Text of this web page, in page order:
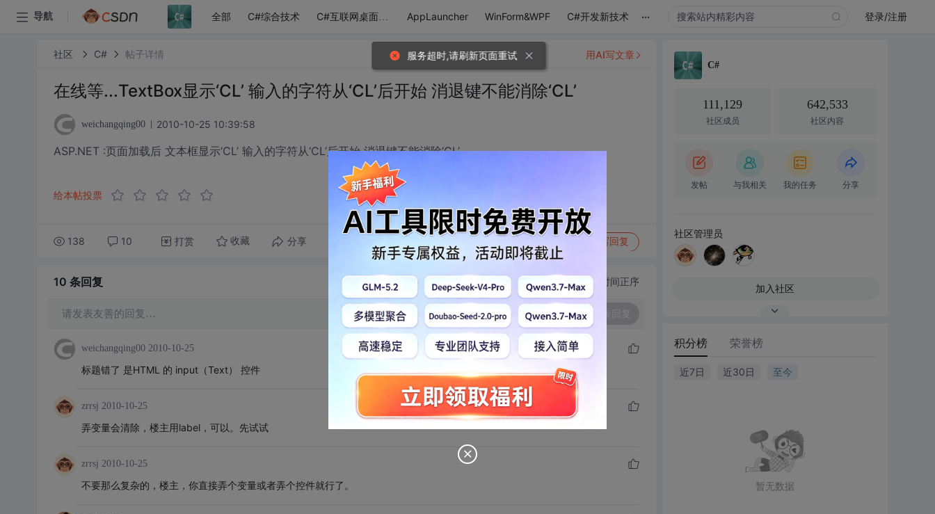
导航 全部 C#综合技术 C#互联网桌面应用 AppLauncher WinForm&WPF C#开发新技术 ... 登录/注册
社区 C# 帖子详情
在线等...TextBox显示‘CL’ 输入的字符从‘CL’后开始 消退键不能消除‘CL’
weichangqing00 2010-10-25 10:39:58
ASP.NET :页面加载后 文本框显示‘CL’ 输入的字符从‘CL’后开始 消退键不能消除‘CL’
给本帖投票
138 10 打赏 收藏 分享 写回复
用AI写文章
10 条回复 切换为时间正序
请发表友善的回复…
weichangqing00 2010-10-25
标题错了 是HTML 的 input（Text） 控件
zrrsj 2010-10-25
弄变量会清除，楼主用label，可以。先试试
zrrsj 2010-10-25
不要那么复杂的，楼主，你直接弄个变量或者弄个控件就行了。
C#
111,129
社区成员
642,533
社区内容
发帖 与我相关 我的任务 分享
社区管理员
加入社区
积分榜 荣誉榜
近7日 近30日 至今
暂无数据
服务超时,请刷新页面重试